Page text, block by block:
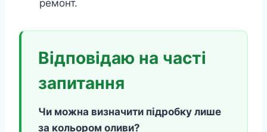
ремонт.
Відповідаю на часті
запитання
Чи можна визначити підробку лише
за кольором оливи?